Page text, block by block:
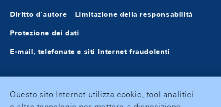
Diritto d'autore Limitazione della responsabilità
Protezione dei dati
E-mail, telefonate e siti Internet fraudolenti
Questo sito Internet utilizza cookie, tool analitici